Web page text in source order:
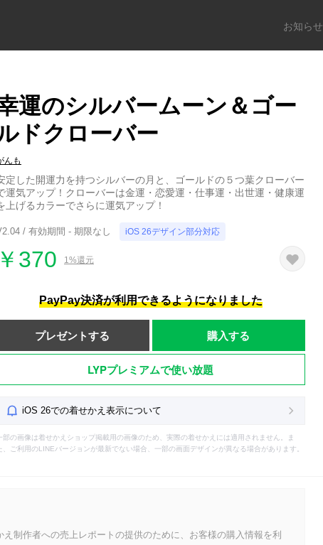
お知らせ
運のシルバームーン＆ゴー
ドクローバー
んも
定した開運力を持つシルバーの月と、ゴールドの５つ葉クローバー
運気アップ！クローバーは金運・恋愛運・仕事運・出世運・健康運
上げるカラーでさらに運気アップ！
/ 有効期間 - 期限なし iOS 26デザイン部分対応
￥370 1%還元
PayPay決済が利用できるようになりました
プレゼントする 購入する
LYPプレミアムで使い放題
iOS 26での着せかえ表示について
部の画像は着せかえショップ掲載用の画像のため、実際の着せかえには適用されません。ま
、ご利用のLINEバージョンが最新でない場合、一部の画面デザインが異なる場合があります。
制作者への売上レポートの提供のために、お客様の購入情報を利